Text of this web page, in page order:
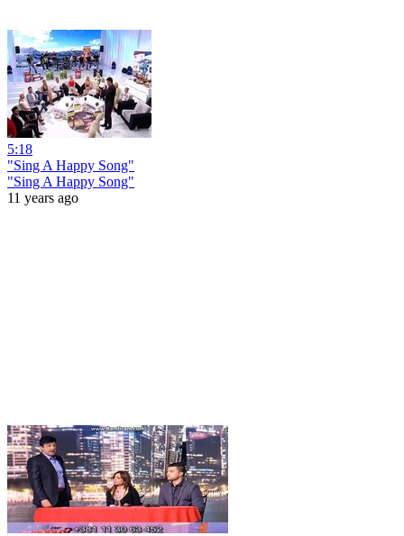
5:18
"Sing A Happy Song"
"Sing A Happy Song"
11 years ago